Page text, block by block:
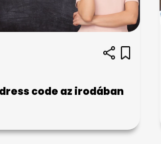
code az irodában